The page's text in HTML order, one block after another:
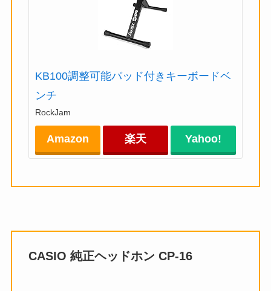
KB100調整可能パッド付きキーボードベ
ンチ
RockJam
Amazon 楽天 Yahoo!
CASIO 純正ヘッドホン CP-16